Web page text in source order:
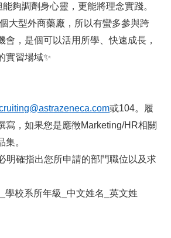
夠調劑身心靈，更能將理念實踐。
大型外商藥廠，所以有蠻多參與跨
會，是個可以活用所學、快速成長，
實習場域✨
或104。履
寫，如果您是應徵Marketing/HR相關
集。
明確指出您所申請的部門職位以及求
學校系所年級_中文姓名_英文姓